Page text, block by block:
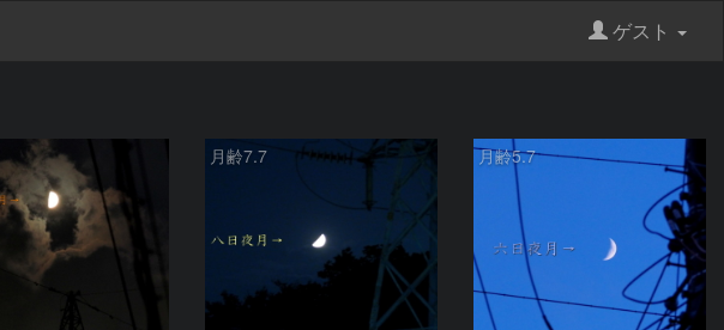
ゲスト
月齢7.7 月齢5.7